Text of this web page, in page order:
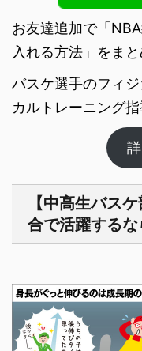
お友達追加で「
入れる方法」をま
バスケ選手のフィ
カルトレーニング
【中高生バス
合で活躍するな